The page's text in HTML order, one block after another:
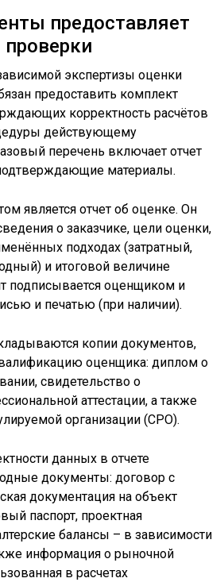
предоставляет
экспертизы оценки
предоставить комплект
корректность расчётов
действующему
перечень включает отчет
материалы.
является отчет об оценке. Он
о заказчике, цели оценки,
подходах (затратный,
и итоговой величине
подписывается оценщиком и
и печатью (при наличии).
копии документов,
оценщика: диплом о
свидетельство о
аттестации, а также
организации (СРО).
данных в отчете
документы: договор с
документация на объект
паспорт, проектная
балансы – в зависимости
информация о рыночной
в расчетах